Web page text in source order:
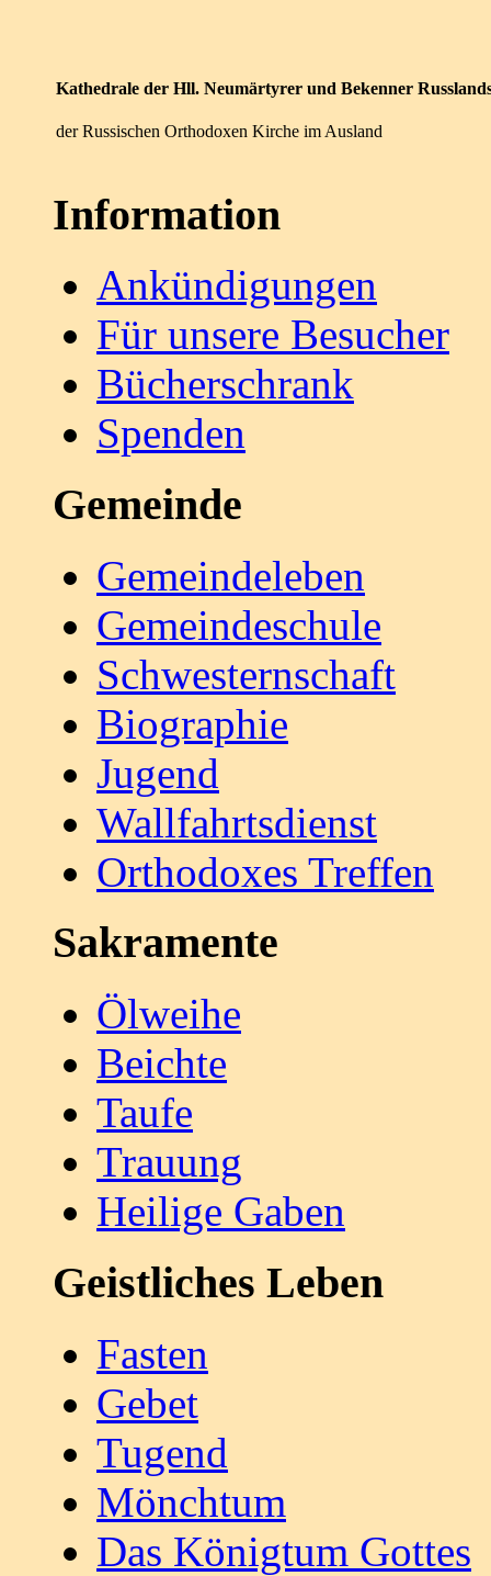
Kathedrale der Hll. Neumärtyrer und Bekenner
der Russischen Orthodoxen Kirche im Ausland
Information
Ankündigungen
Für unsere Besucher
Bücherschrank
Spenden
Gemeinde
Gemeindeleben
Gemeindeschule
Schwesternschaft
Biographie
Jugend
Wallfahrtsdienst
Orthodoxes Treffen
Sakramente
Ölweihe
Beichte
Taufe
Trauung
Heilige Gaben
Geistliches Leben
Fasten
Gebet
Tugend
Mönchtum
Das Königtum Gottes